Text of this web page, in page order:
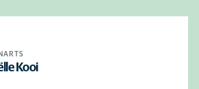
Kooi